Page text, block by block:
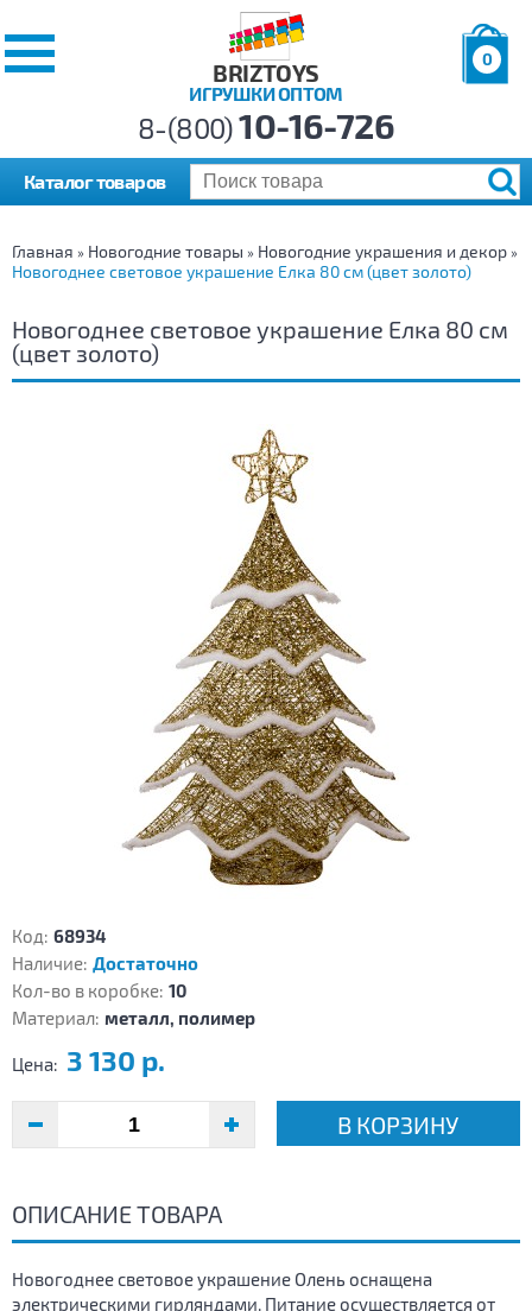
BRIZTOYS
ИГРУШКИ ОПТОМ
0
р.
8-(800)10-16-726
Каталог товаров
Главная » Новогодние товары » Новогодние украшения и декор »
Новогоднее световое украшение Елка 80 см (цвет золото)
Новогоднее световое украшение Елка 80 см
(цвет золото)
Код: 68934
Наличие: Достаточно
Кол-во в коробке: 10
Материал: металл, полимер
Цена: 3 130 р.
В КОРЗИНУ
ОПИСАНИЕ ТОВАРА
Новогоднее световое украшение Олень оснащена
электрическими гирляндами. Питание осуществляется от